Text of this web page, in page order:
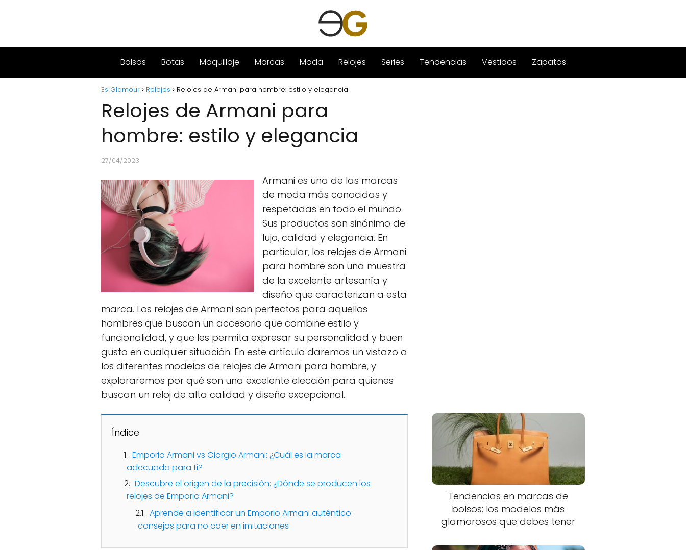
Bolsos Botas Maquillaje Marcas Moda Relojes Series Tendencias Vestidos Zapatos
Es Glamour Relojes Relojes de Armani para hombre: estilo y elegancia
Relojes de Armani para
hombre: estilo y elegancia
27/04/2023
Armani es una de las marcas
de moda más conocidas y
respetadas en todo el mundo.
Sus productos son sinónimo de
lujo, calidad y elegancia. En
particular, los relojes de Armani
para hombre son una muestra
de la excelente artesanía y
diseño que caracterizan a esta
marca. Los relojes de Armani son perfectos para aquellos
hombres que buscan un accesorio que combine estilo y
funcionalidad, y que les permita expresar su personalidad y buen
gusto en cualquier situación. En este artículo daremos un vistazo a
los diferentes modelos de relojes de Armani para hombre, y
exploraremos por qué son una excelente elección para quienes
buscan un reloj de alta calidad y diseño excepcional.
Índice
Emporio Armani vs Giorgio Armani: ¿Cuál es la marca
adecuada para ti?
Descubre el origen de la precisión: ¿Dónde se producen los
relojes de Emporio Armani?
Aprende a identificar un Emporio Armani auténtico:
consejos para no caer en imitaciones
Tendencias en marcas de
bolsos: los modelos más
glamorosos que debes tener